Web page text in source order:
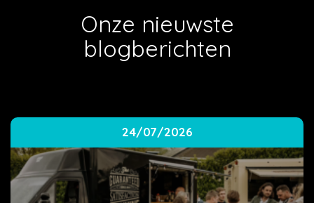
Onze nieuwste
blogberichten
24/07/2026